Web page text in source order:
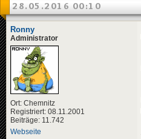
28.05.2016 00:10
Ronny
Administrator
Ort: Chemnitz
Registriert: 08.11.2001
Beiträge: 11.742
Webseite